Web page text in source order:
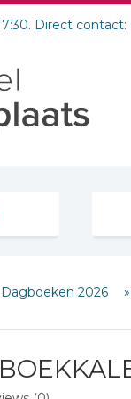
Direct contact:
2026
2026